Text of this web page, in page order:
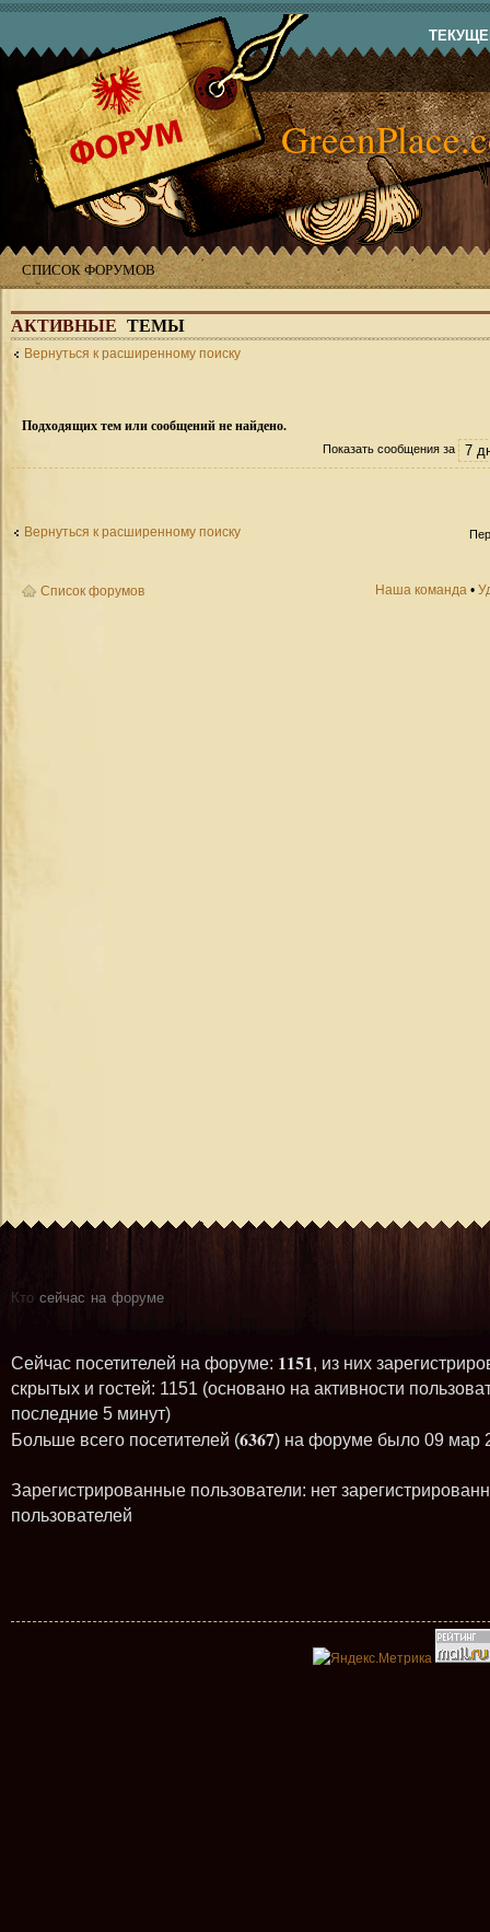
СПИСОК ФОРУМОВ
АКТИВНЫЕ ТЕМЫ
Вернуться к расширенному поиску
Подходящих тем или сообщений не найдено.
Показать сообщения за
Вернуться к расширенному поиску
Список форумов Наша команда •
Кто сейчас на форуме
Сейчас посетителей на форуме: 1151, из них
скрытых и гостей: 1151 (основано на активности
последние 5 минут)
Больше всего посетителей (6367) на форуме было 09 мар
Зарегистрированные пользователи: нет
пользователей